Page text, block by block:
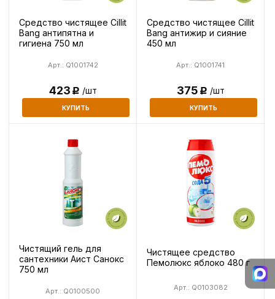
Средство чистящее Cillit
Bang антипятна и
гигиена 750 мл
Арт.: Q1001742
423Р /шт
КУПИТЬ
Средство чистящее Cillit
Bang антижир и сияние
450 мл
Арт.: Q1001741
375Р /шт
КУПИТЬ
Чистящий гель для
сантехники Аист Санокс
750 мл
Арт.: Q0100500
Чистящее средство
Пемолюкс яблоко 480 г
Арт.: Q0103082